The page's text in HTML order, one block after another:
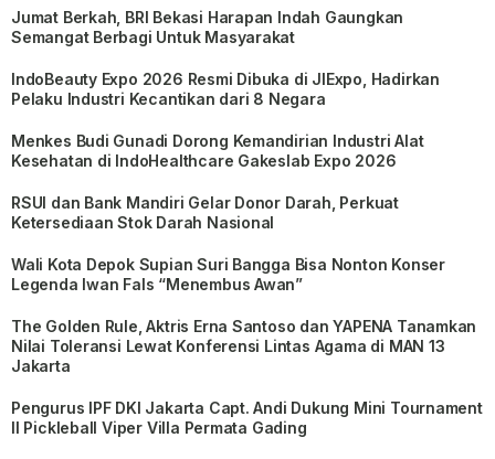
Jumat Berkah, BRI Bekasi Harapan Indah Gaungkan
Semangat Berbagi Untuk Masyarakat
IndoBeauty Expo 2026 Resmi Dibuka di JIExpo, Hadirkan
Pelaku Industri Kecantikan dari 8 Negara
Menkes Budi Gunadi Dorong Kemandirian Industri Alat
Kesehatan di IndoHealthcare Gakeslab Expo 2026
RSUI dan Bank Mandiri Gelar Donor Darah, Perkuat
Ketersediaan Stok Darah Nasional
Wali Kota Depok Supian Suri Bangga Bisa Nonton Konser
Legenda Iwan Fals “Menembus Awan”
The Golden Rule, Aktris Erna Santoso dan YAPENA Tanamkan
Nilai Toleransi Lewat Konferensi Lintas Agama di MAN 13
Jakarta
Pengurus IPF DKI Jakarta Capt. Andi Dukung Mini Tournament
II Pickleball Viper Villa Permata Gading